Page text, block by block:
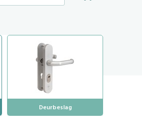
Search
Deurbeslag